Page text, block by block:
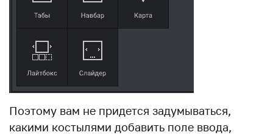
Поэтому вам не придется задумываться,
какими костылями добавить поле ввода,